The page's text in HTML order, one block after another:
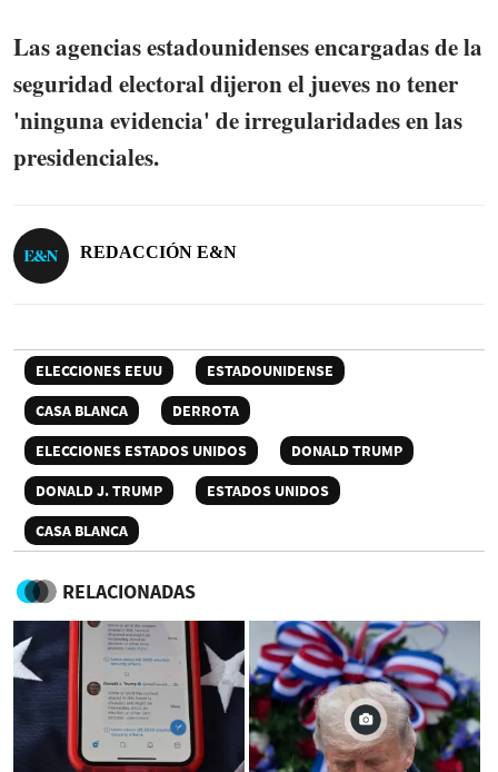
Las agencias estadounidenses encargadas de la
seguridad electoral dijeron el jueves no tener
'ninguna evidencia' de irregularidades en las
presidenciales.
REDACCIÓN E&N
ELECCIONES EEUU
ESTADOUNIDENSE
CASA BLANCA
DERROTA
ELECCIONES ESTADOS UNIDOS
DONALD TRUMP
DONALD J. TRUMP
ESTADOS UNIDOS
CASA BLANCA
RELACIONADAS